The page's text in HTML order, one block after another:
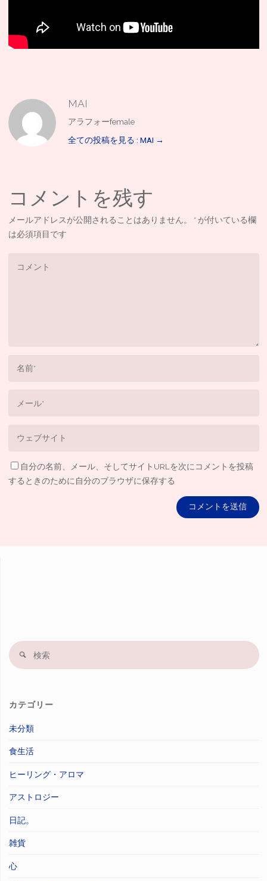
MAI
アラフォーfemale
全ての投稿を見る : MAI →
コメントを残す
メールアドレスが公開されることはありません。 * が付いている欄
は必須項目です
自分の名前、メール、そしてサイトURLを次にコメントを投稿
するときのために自分のブラウザに保存する
検
カテゴリー
未分類
食生活
ヒーリング・アロマ
アストロジー
日記。
雑貨
心